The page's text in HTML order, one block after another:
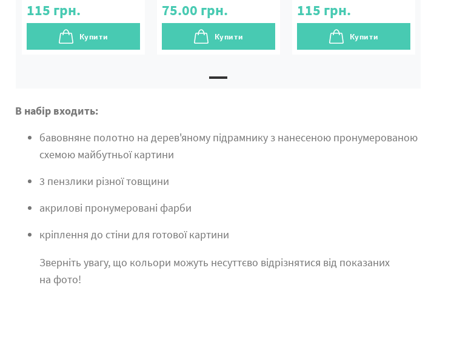
115 грн.
Купити
75.00 грн.
Купити
115 грн.
Купити
В набір входить:
бавовняне полотно на дерев'яному підрамнику з нанесеною пронумерованою
схемою майбутньої картини
3 пензлики різної товщини
акрилові пронумеровані фарби
кріплення до стіни для готової картини
Зверніть увагу, що кольори можуть несуттєво відрізнятися від показаних
на фото!